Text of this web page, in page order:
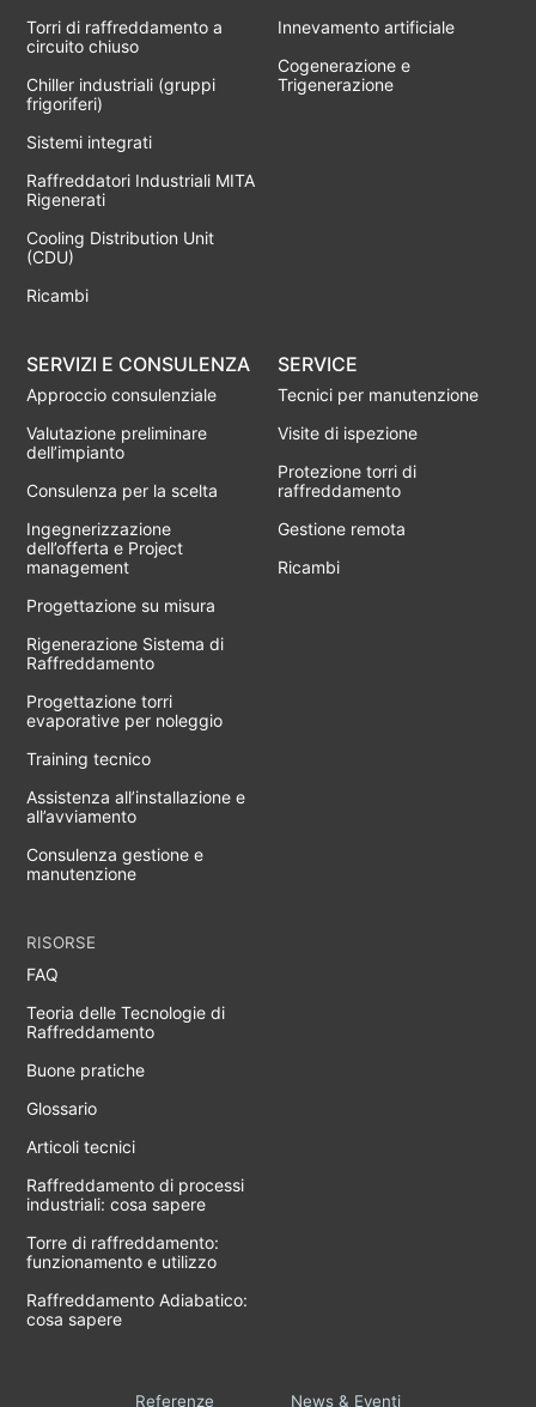
Torri di raffreddamento a
circuito chiuso
Chiller industriali (gruppi
frigoriferi)
Sistemi integrati
Raffreddatori Industriali MITA
Rigenerati
Cooling Distribution Unit
(CDU)
Ricambi
Innevamento artificiale
Cogenerazione e
Trigenerazione
SERVIZI E CONSULENZA
Approccio consulenziale
Valutazione preliminare
dell’impianto
Consulenza per la scelta
Ingegnerizzazione
dell’offerta e Project
management
Progettazione su misura
Rigenerazione Sistema di
Raffreddamento
Progettazione torri
evaporative per noleggio
Training tecnico
Assistenza all’installazione e
all’avviamento
Consulenza gestione e
manutenzione
SERVICE
Tecnici per manutenzione
Visite di ispezione
Protezione torri di
raffreddamento
Gestione remota
Ricambi
RISORSE
FAQ
Teoria delle Tecnologie di
Raffreddamento
Buone pratiche
Glossario
Articoli tecnici
Raffreddamento di processi
industriali: cosa sapere
Torre di raffreddamento:
funzionamento e utilizzo
Raffreddamento Adiabatico:
cosa sapere
Referenze News & Eventi